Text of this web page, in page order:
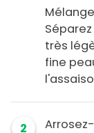
très
fine
2